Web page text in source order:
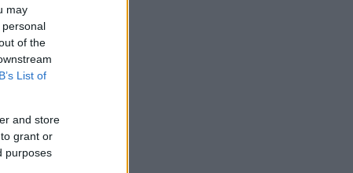
may
of the
List of
and store
grant or
purposes